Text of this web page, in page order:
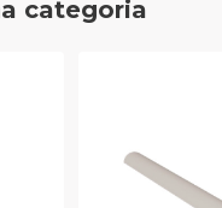
categoria